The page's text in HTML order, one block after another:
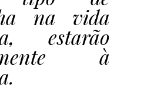
na vida
estarão
à